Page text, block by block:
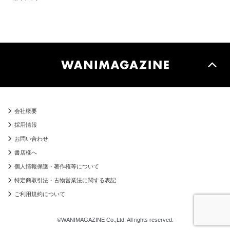
会社概要
採用情報
お問い合わせ
書店様へ
個人情報保護・著作権等について
特定商取引法・古物営業法に関する表記
ご利用規約について
©WANIMAGAZINE Co.,Ltd. All rights reserved.